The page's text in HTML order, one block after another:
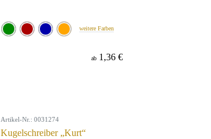
weitere Farben
ab 1,36 €
Artikel-Nr.: 0031274
Kugelschreiber „Kurt“